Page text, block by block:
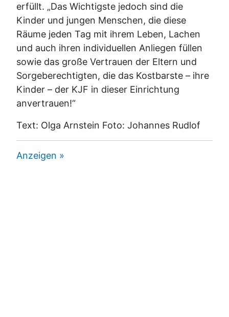
erfüllt. „Das Wichtigste jedoch sind die
Kinder und jungen Menschen, die diese
Räume jeden Tag mit ihrem Leben, Lachen
und auch ihren individuellen Anliegen füllen
sowie das große Vertrauen der Eltern und
Sorgeberechtigten, die das Kostbarste – ihre
Kinder – der KJF in dieser Einrichtung
anvertrauen!“
Text: Olga Arnstein Foto: Johannes Rudlof
Anzeigen »